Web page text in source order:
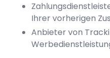
Ihrer vorherigen
Anbieter von